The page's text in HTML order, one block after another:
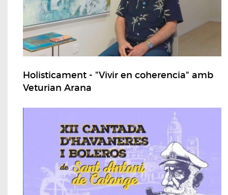
Holisticament - "Vivir en coherencia" amb
Veturian Arana